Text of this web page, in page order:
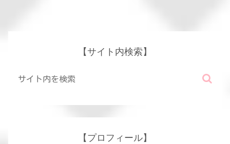
【サイト内検索】
【プロフィール】